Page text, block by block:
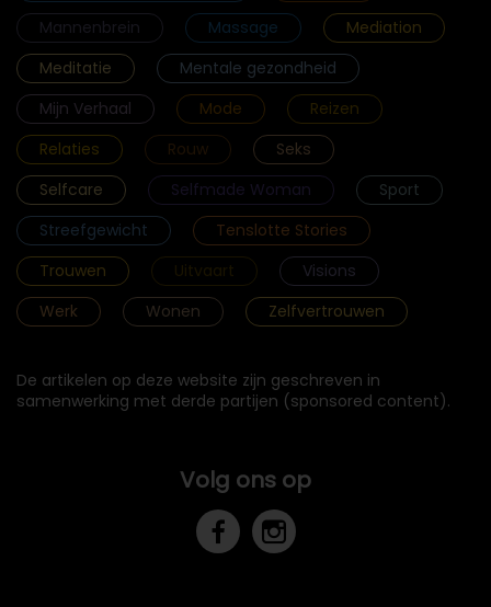
Mannenbrein
Massage
Mediation
Meditatie
Mentale gezondheid
Mijn Verhaal
Mode
Reizen
Relaties
Rouw
Seks
Selfcare
Selfmade Woman
Sport
Streefgewicht
Tenslotte Stories
Trouwen
Uitvaart
Visions
Werk
Wonen Zelfvertrouwen
De artikelen op deze website zijn geschreven in
samenwerking met derde partijen (sponsored content).
Volg ons op